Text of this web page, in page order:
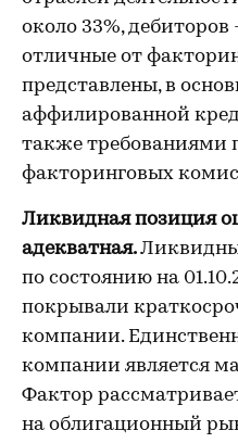
около 33%,
отличные от
представлены, в
аффилированной
также требованиями
факторинговых
Ликвидная позиция
адекватная.
по состоянию на
покрывали
компании.
компании является
Фактор
на облигационный